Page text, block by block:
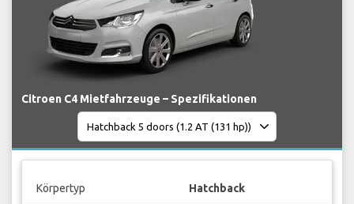
Citroen C4 Mietfahrzeuge – Spezifikationen
Körpertyp Hatchback